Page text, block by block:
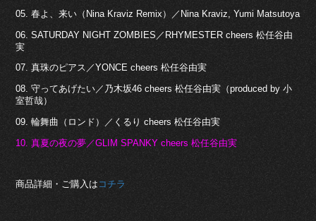
05. 春よ、来い（Nina Kraviz Remix）／Nina Kraviz, Yumi Matsutoya
06. SATURDAY NIGHT ZOMBIES／RHYMESTER cheers 松任谷由
実
07. 真珠のピアス／YONCE cheers 松任谷由実
08. 守ってあげたい／乃木坂46 cheers 松任谷由実（produced by 小
室哲哉）
09. 輪舞曲（ロンド）／くるり cheers 松任谷由実
10. 真夏の夜の夢／GLIM SPANKY cheers 松任谷由実
商品詳細・ご購入は コチラ